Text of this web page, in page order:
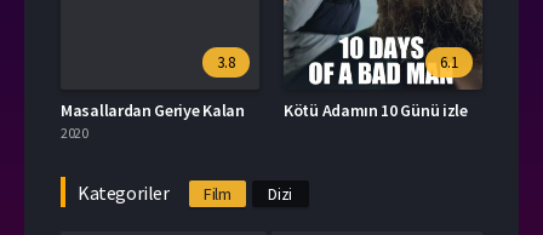
3.8
Masallardan Geriye Kalan
2020
6.1
Kötü Adamın 10 Günü izle
Kategoriler Film Dizi